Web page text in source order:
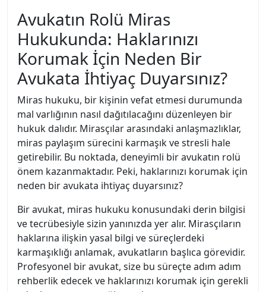
Avukatın Rolü Miras
Hukukunda: Haklarınızı
Korumak İçin Neden Bir
Avukata İhtiyaç Duyarsınız?
Miras hukuku, bir kişinin vefat etmesi durumunda
mal varlığının nasıl dağıtılacağını düzenleyen bir
hukuk dalıdır. Mirasçılar arasındaki anlaşmazlıklar,
miras paylaşım sürecini karmaşık ve stresli hale
getirebilir. Bu noktada, deneyimli bir avukatın rolü
önem kazanmaktadır. Peki, haklarınızı korumak için
neden bir avukata ihtiyaç duyarsınız?
Bir avukat, miras hukuku konusundaki derin bilgisi
ve tecrübesiyle sizin yanınızda yer alır. Mirasçıların
haklarına ilişkin yasal bilgi ve süreçlerdeki
karmaşıklığı anlamak, avukatların başlıca görevidir.
Profesyonel bir avukat, size bu süreçte adım adım
rehberlik edecek ve haklarınızı korumak için gerekli